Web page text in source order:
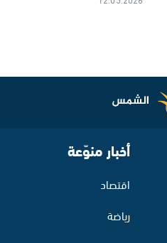
أخبار منوّعة
اقتصاد
رياضة